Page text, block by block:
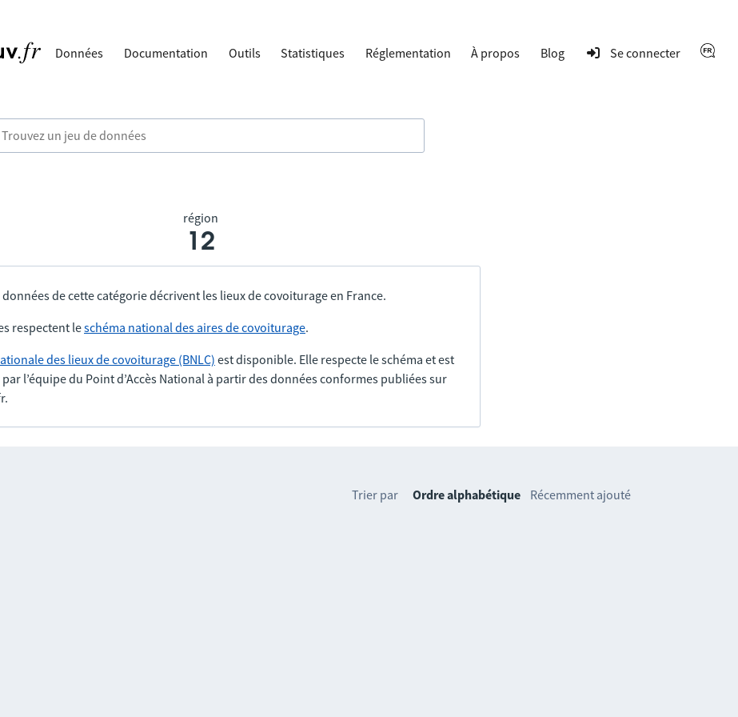
Données Documentation Outils Statistiques Réglementation À propos Blog Se connecter
région
12
données de cette catégorie décrivent les lieux de covoiturage en France.
respectent leschéma national des aires de covoiturage.
des lieux de covoiturage (BNLC) est disponible. Elle respecte le schéma et est
l’équipe du Point d’Accès National à partir des données conformes publiées sur
Trier par Ordre alphabétique Récemment ajouté